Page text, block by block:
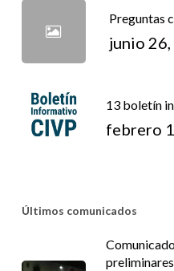
Preguntas
junio
13 boletín
febrero
Últimos comunicados